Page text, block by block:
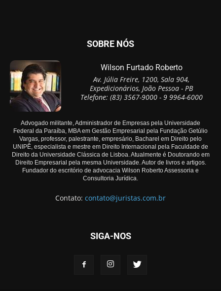
SOBRE NÓS
Wilson Furtado Roberto
Av. Júlia Freire, 1200, Sala 904,
Expedicionários, João Pessoa - PB
Telefone: (83) 3567-9000 - 9 9964-6000
Advogado militante, Administrador de Empresas pela Universidade
Federal da Paraíba, MBA em Gestão Empresarial pela Fundação Getúlio
Vargas, professor, palestrante, empresário, Bacharel em Direito pelo
UNIPÊ, especialista e mestre em Direito Internacional pela Faculdade de
Direito da Universidade Clássica de Lisboa. Atualmente é Doutorando em
Direito Empresarial pela mesma Universidade. Autor de livros e artigos.
Fundador do escritório de advocacia Wilson Roberto Assessoria e
Consultoria Jurídica.
Contato: contato@juristas.com.br
SIGA-NOS